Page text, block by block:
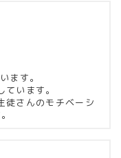
ます。
います。
徒さんのモチベーシ